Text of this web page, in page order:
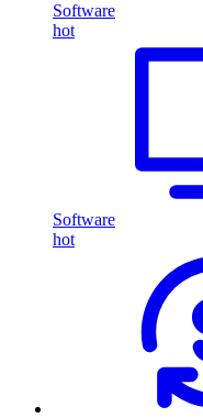
Software
hot
Software
hot